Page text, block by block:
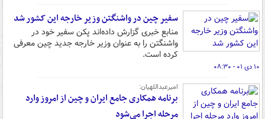
سفیر چین در واشنگتن وزیر خارجه این کشور شد
منابع خبری گزارش داده‌اند پکن سفیر خود در
واشنگتن را به عنوان وزیر خارجه جدید چین معرفی
کرده است.
۱۰ دی ۰۱ - ۰۸:۳۰
امیرعبداللهیان:
برنامه همکاری جامع ایران و چین از امروز وارد
مرحله اجرا می‌شود